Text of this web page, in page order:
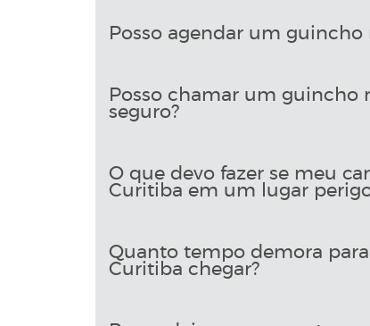
Posso agendar um
Posso chamar um guincho
seguro?
O que devo fazer se meu
Curitiba em um lugar
Quanto tempo demora
Curitiba chegar?